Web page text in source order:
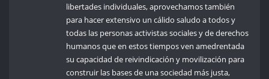
libertades individuales, aprovechamos también
para hacer extensivo un cálido saludo a todos y
todas las personas activistas sociales y de derechos
humanos que en estos tiempos ven amedrentada
su capacidad de reivindicación y movilización para
construir las bases de una sociedad más justa,